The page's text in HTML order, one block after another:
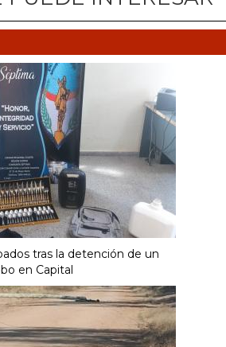
tras la detención de un
en Capital